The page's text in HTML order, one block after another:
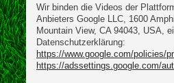
Wir binden die Videos der
Anbieters Google LLC, 1600
Mountain View, CA 94043, USA,
Datenschutzerklärung:
https://www.google.com/policies/
https://adssettings.google.com/